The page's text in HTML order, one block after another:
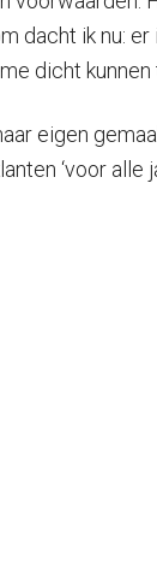
dacht ik nu:
dicht kunnen
eigen
‘voor